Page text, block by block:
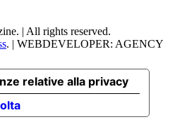
| All rights reserved.
. | WEBDEVELOPER: AGENCY
relative alla privacy